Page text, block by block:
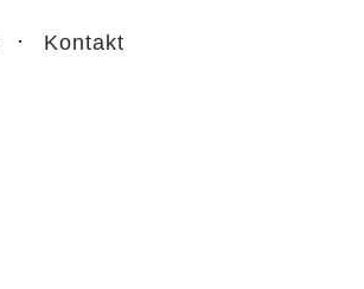
Kontakt